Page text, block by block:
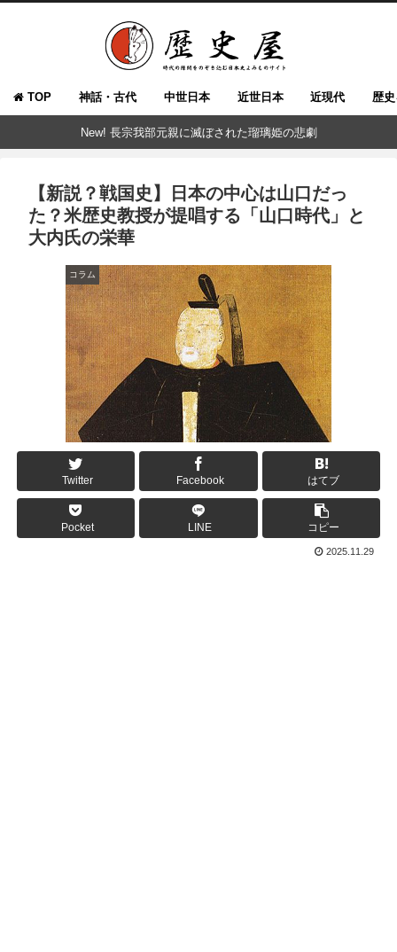
TOP 神話・古代 中世日本 近世日本 近現代 歴
New! 長宗我部元親に滅ぼされた瑠璃姫の悲劇
【新説？戦国史】日本の中心は山口だっ
た？米歴史教授が提唱する「山口時代」と
大内氏の栄華
コラム
Twitter Facebook はてブ
Pocket LINE コピー
2025.11.29